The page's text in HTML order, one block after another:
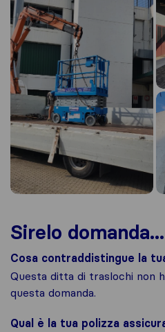
Sirelo domanda...
Cosa contraddistingue la
Questa ditta di traslochi non
questa domanda.
Qual è la tua polizza